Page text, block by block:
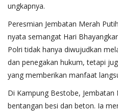
ungkapnya.
Peresmian Jembatan Merah
nyata semangat Hari
Polri tidak hanya diwujudkan
dan penegakan hukum, tetapi
yang memberikan manfaat
Di Kampung Bestobe,
bentangan besi dan beton. Ia